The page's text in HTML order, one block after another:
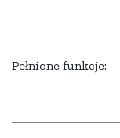
Pełnione funkcje: